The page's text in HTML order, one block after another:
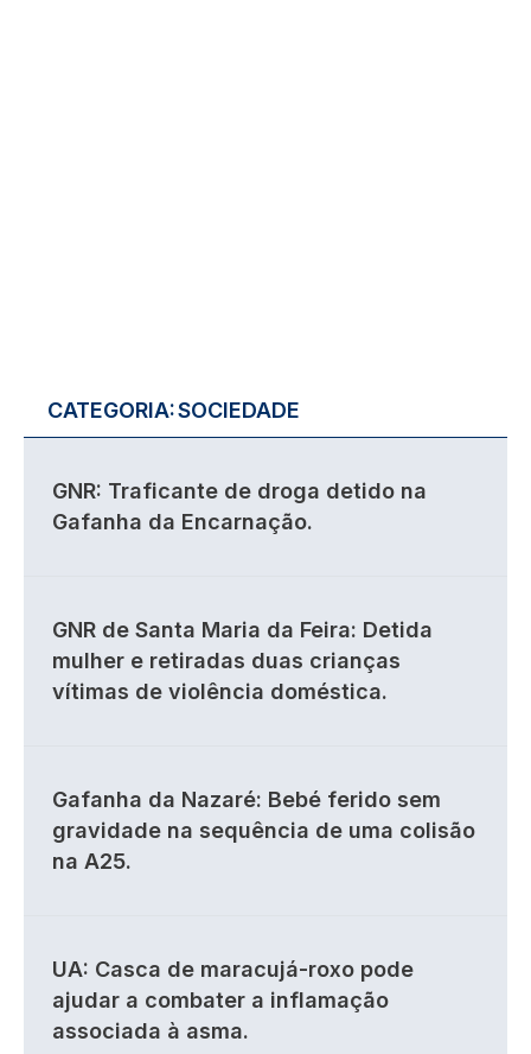
CATEGORIA:SOCIEDADE
GNR: Traficante de droga detido na
Gafanha da Encarnação.
GNR de Santa Maria da Feira: Detida
mulher e retiradas duas crianças
vítimas de violência doméstica.
Gafanha da Nazaré: Bebé ferido sem
gravidade na sequência de uma colisão
na A25.
UA: Casca de maracujá-roxo pode
ajudar a combater a inflamação
associada à asma.